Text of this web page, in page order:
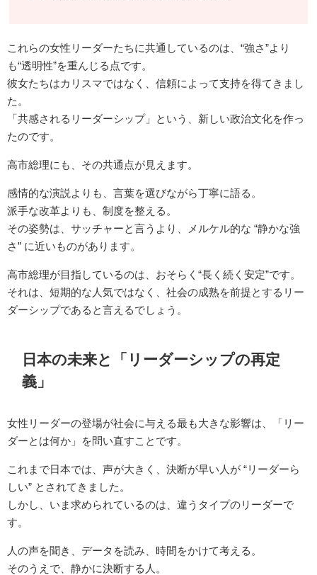
これらの女性リーダーたちに共通しているのは、“強さ”より
も“透明性”を重んじる点です。
彼女たちはカリスマではなく、信頼によって支持を得てきまし
た。
「共感されるリーダーシップ」という、新しい政治文化を作っ
たのです。
高市総理にも、その共通点が見えます。
感情的な演説よりも、言葉を選びながら丁寧に語る。
派手な改革よりも、制度を整える。
その姿勢は、サッチャーと言うより、メルケル的な “静かな強
さ” に近いものがあります。
高市総理が目指しているのは、おそらく“長く続く安定”です。
それは、短期的な人気ではなく、社会の成熟を前提とするリー
ダーシップであると言えるでしょう。
日本の未来と「リーダーシップの再定
義」
女性リーダーの登場が社会に与える最も大きな影響は、「リー
ダーとは何か」を問い直すことです。
これまで日本では、声が大きく、決断が早い人が “リーダーら
しい” とされてきました。
しかし、いま求められているのは、違うタイプのリーダーで
す。
人の声を聞き、データを読み、時間をかけて考える。
そのうえで、静かに決断する人。